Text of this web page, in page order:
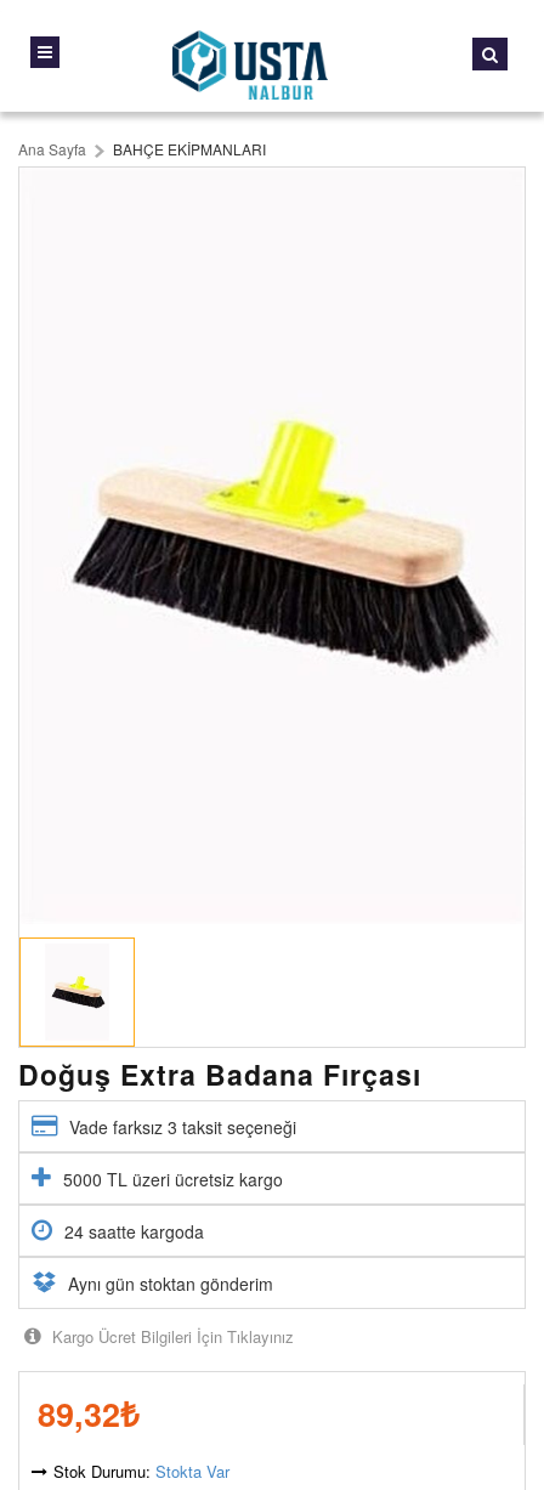
Ana Sayfa BAHÇE EKİPMANLARI
Doğuş Extra Badana Fırçası
Vade farksız 3 taksit seçeneği
5000 TL üzeri ücretsiz kargo
24 saatte kargoda
Aynı gün stoktan gönderim
Kargo Ücret Bilgileri İçin Tıklayınız
89,32₺
Stok Durumu: Stokta Var